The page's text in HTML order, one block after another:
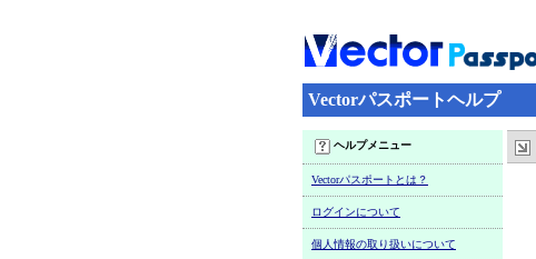
Vectorパスポートヘルプ
ヘルプメニュー
Vectorパスポートとは？
ログインについて
個人情報の取り扱いについて